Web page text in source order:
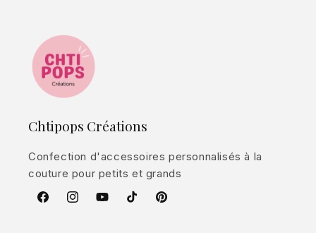
Chtipops Créations
Confection d'accessoires personnalisés à la
couture pour petits et grands
FacebookInstagramYouTubeTikTokPinterest